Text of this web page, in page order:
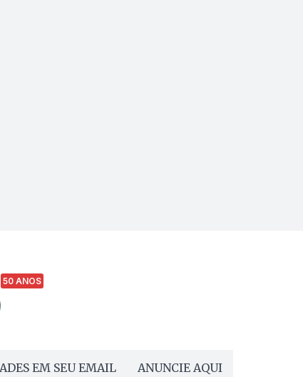
50 ANOS
EM SEU EMAIL ANUNCIE AQUI